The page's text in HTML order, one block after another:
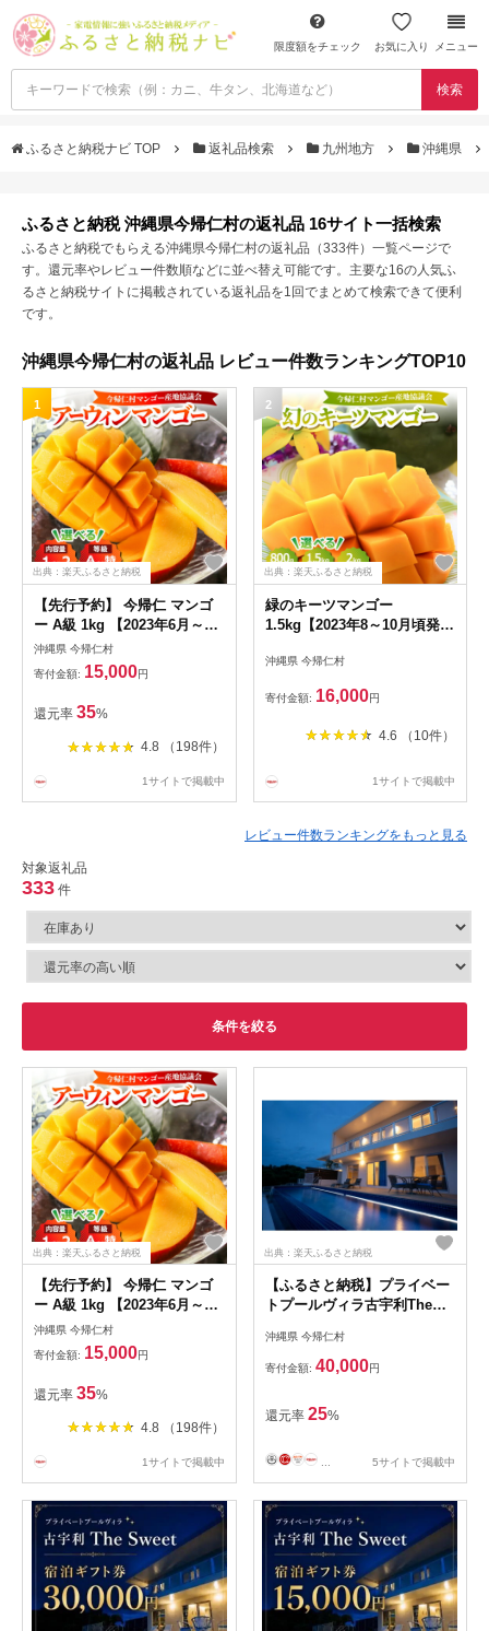
限度額をチェック お気に入り メニュー
検索
ふるさと納税ナビ TOP 返礼品検索 九州地方 沖縄県
ふるさと納税 沖縄県今帰仁村の返礼品 16サイト一括検索
ふるさと納税でもらえる沖縄県今帰仁村の返礼品（333件）一覧ページで
す。還元率やレビュー件数順などに並べ替え可能です。主要な16の人気ふ
るさと納税サイトに掲載されている返礼品を1回でまとめて検索できて便利
です。
沖縄県今帰仁村の返礼品 レビュー件数ランキングTOP10
1
出典：楽天ふるさと納税
【先行予約】 今帰仁 マンゴ
ー A級 1kg 【2023年6月～8
月頃発送】 生産者直送 国産
沖縄 アップルマンゴー
沖縄県 今帰仁村
寄付金額: 15,000円
還元率 35%
4.8 （198件）
1サイトで掲載中
2
出典：楽天ふるさと納税
緑のキーツマンゴー
1.5kg【2023年8～10月頃発
沖縄県 今帰仁村
寄付金額: 16,000円
4.6 （10件）
1サイトで掲載中
レビュー件数ランキングをもっと見る
対象返礼品
333 件
条件を絞る
出典：楽天ふるさと納税
【先行予約】 今帰仁 マンゴ
ー A級 1kg 【2023年6月～8
月頃発送】 生産者直送 国産
沖縄 アップルマンゴー
沖縄県 今帰仁村
寄付金額: 15,000円
還元率 35%
4.8 （198件）
1サイトで掲載中
出典：楽天ふるさと納税
【ふるさと納税】プライベー
トプールヴィラ古宇利The
【1728713】
沖縄県 今帰仁村
寄付金額: 40,000円
還元率 25%
5サイトで掲載中